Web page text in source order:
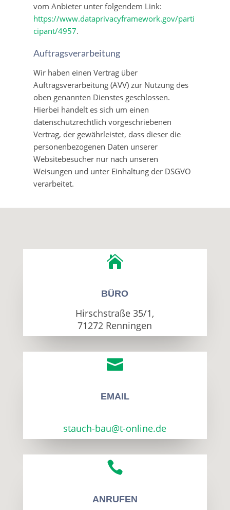
vom Anbieter unter folgendem Link:
https://www.dataprivacyframework.gov/parti
cipant/4957.
Auftragsverarbeitung
Wir haben einen Vertrag über
Auftragsverarbeitung (AVV) zur Nutzung des
oben genannten Dienstes geschlossen.
Hierbei handelt es sich um einen
datenschutzrechtlich vorgeschriebenen
Vertrag, der gewährleistet, dass dieser die
personenbezogenen Daten unserer
Websitebesucher nur nach unseren
Weisungen und unter Einhaltung der DSGVO
verarbeitet.

BÜRO
Hirschstraße 35/1,
71272 Renningen

EMAIL
stauch-bau@t-online.de

ANRUFEN